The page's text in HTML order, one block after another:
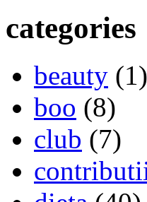
categories
beauty (1)
boo (8)
club (7)